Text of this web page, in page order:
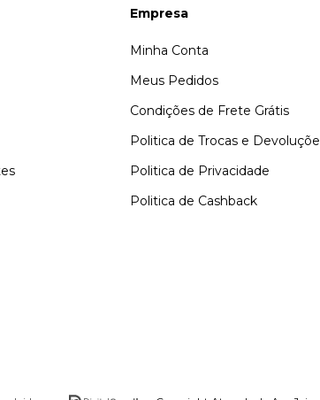
Empresa
Minha Conta
Meus Pedidos
Condições de Frete Grátis
Politica de Trocas e
Politica de Privacidade
Politica de Cashback